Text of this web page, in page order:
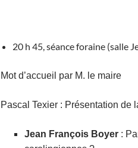
20 h 45, séance foraine (salle
Mot d’accueil par M. le maire
Pascal Texier : Présentation de
Jean François Boyer :